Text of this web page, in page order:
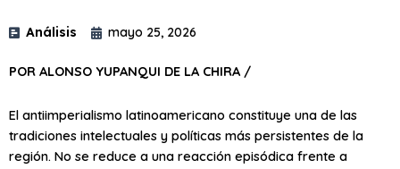
Análisis mayo 25, 2026
POR ALONSO YUPANQUI DE LA CHIRA /
El antiimperialismo latinoamericano constituye una de las
tradiciones intelectuales y políticas más persistentes de la
región. No se reduce a una reacción episódica frente a